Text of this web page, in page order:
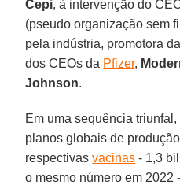
Cepi, à intervenção do
(pseudo organização sem
pela indústria, promotora
dos CEOs da Pfizer,
Johnson.
Em uma sequência
planos globais de
respectivasvacinas - 1,3
o mesmo número em 2022